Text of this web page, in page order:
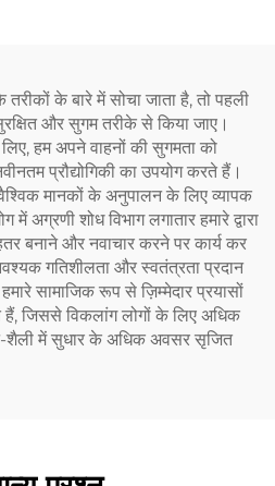
के बारे में सोचा जाता है, तो पहली
और सुगम तरीके से किया जाए।
हम अपने वाहनों की सुगमता को
प्रौद्योगिकी का उपयोग करते हैं।
वैश्विक मानकों के अनुपालन के लिए व्यापक
में अग्रणी शोध विभाग लगातार हमारे द्वारा
बनाने और नवाचार करने पर कार्य कर
गतिशीलता और स्वतंत्रता प्रदान
सामाजिक रूप से ज़िम्मेदार प्रयासों
जिससे विकलांग लोगों के लिए अधिक
शैली में सुधार के अधिक अवसर सृजित